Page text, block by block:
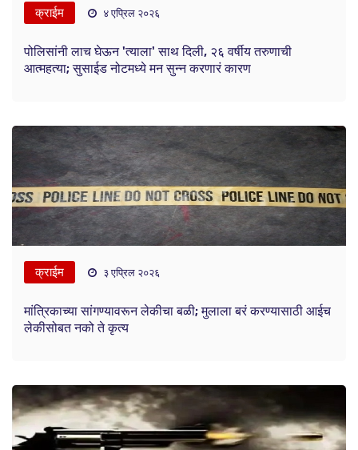
क्राईम ४ एप्रिल २०२६
पोलिसांनी लाच घेऊन 'त्याला' साथ दिली, २६ वर्षीय तरुणाची
आत्महत्या; सुसाईड नोटमध्ये मन सुन्न करणारं कारण
क्राईम ३ एप्रिल २०२६
मांत्रिकाच्या सांगण्यावरून लेकीचा बळी; मुलाला बरं करण्यासाठी आईच
लेकीसोबत नको ते कृत्य